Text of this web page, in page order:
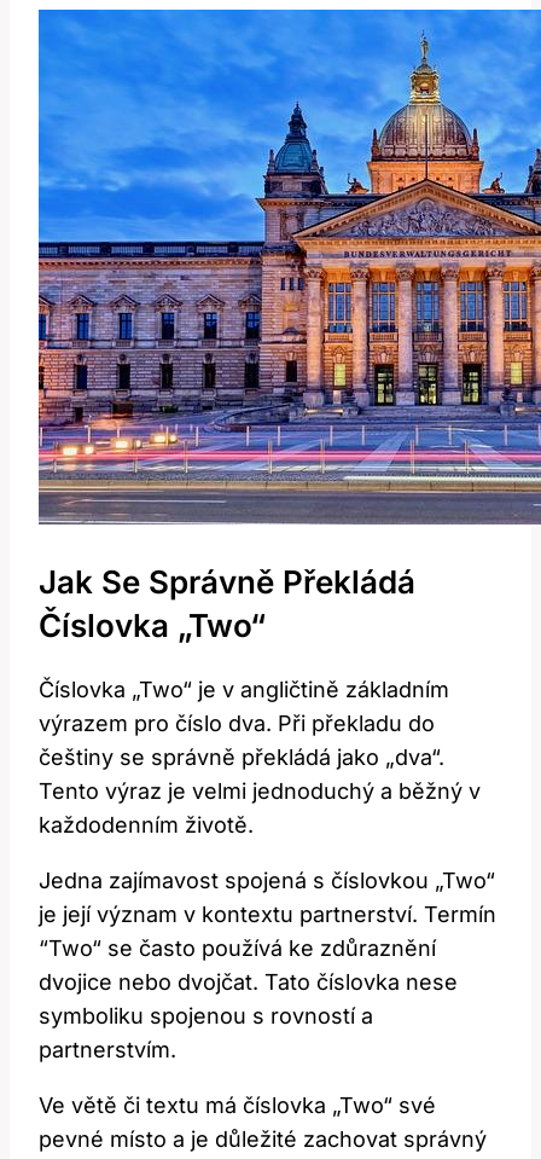
Jak⁤ Se Správně Překládá
‌číslovka „Two“
Číslovka „Two“ ⁣je v angličtině ⁤základním
⁢výrazem pro ​číslo‍ dva. Při ⁤překladu ‍do
češtiny se‌ správně překládá jako⁤ „dva“.
Tento výraz je ‍velmi jednoduchý a běžný v
každodenním životě.
Jedna ⁤zajímavost spojená s číslovkou „Two“
je její význam v kontextu partnerství. Termín
⁣“Two“ se často používá ke​ zdůraznění
dvojice nebo dvojčat.​ Tato číslovka ‍nese
‍symboliku‌ spojenou s‌ rovností ⁤a
partnerstvím.
Ve větě či textu má číslovka „Two“ své
‌pevné místo a je‌ důležité zachovat správný